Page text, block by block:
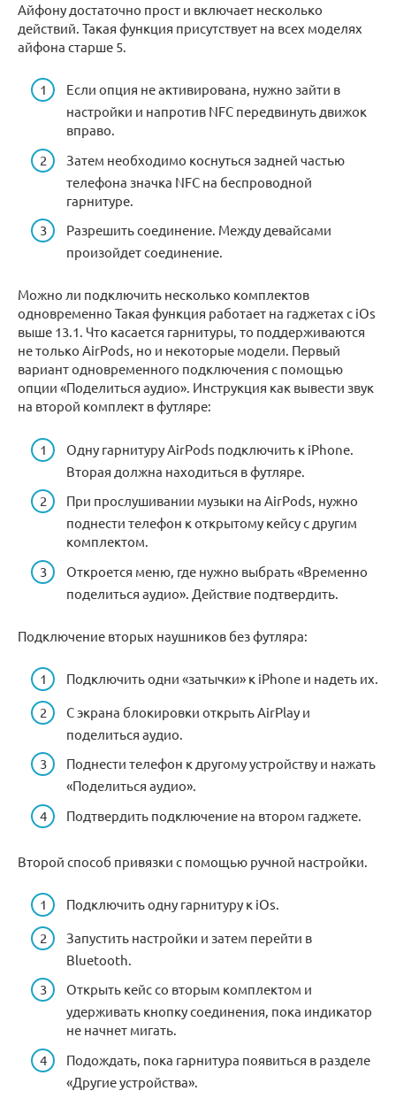
Айфону достаточно прост и включает несколько
действий. Такая функция присутствует на всех моделях
айфона старше 5.
Если опция не активирована, нужно зайти в
настройки и напротив NFC передвинуть движок
вправо.
Затем необходимо коснуться задней частью
телефона значка NFC на беспроводной
гарнитуре.
Разрешить соединение. Между девайсами
произойдет соединение.
Можно ли подключить несколько комплектов
одновременно Такая функция работает на гаджетах с iOs
выше 13.1. Что касается гарнитуры, то поддерживаются
не только AirPods, но и некоторые модели. Первый
вариант одновременного подключения с помощью
опции «Поделиться аудио». Инструкция как вывести звук
на второй комплект в футляре:
Одну гарнитуру AirPods подключить к iPhone.
Вторая должна находиться в футляре.
При прослушивании музыки на AirPods, нужно
поднести телефон к открытому кейсу с другим
комплектом.
Откроется меню, где нужно выбрать «Временно
поделиться аудио». Действие подтвердить.
Подключение вторых наушников без футляра:
Подключить одни «затычки» к iPhone и надеть их.
С экрана блокировки открыть AirPlay и
поделиться аудио.
Поднести телефон к другому устройству и нажать
«Поделиться аудио».
Подтвердить подключение на втором гаджете.
Второй способ привязки с помощью ручной настройки.
Подключить одну гарнитуру к iOs.
Запустить настройки и затем перейти в
Bluetooth.
Открыть кейс со вторым комплектом и
удерживать кнопку соединения, пока индикатор
не начнет мигать.
Подождать, пока гарнитура появиться в разделе
«Другие устройства».